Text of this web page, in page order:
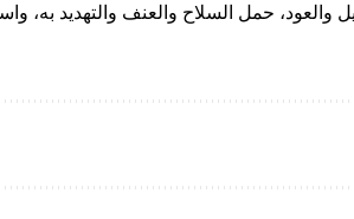
والعود، حمل السلاح والعنف والتهديد به،